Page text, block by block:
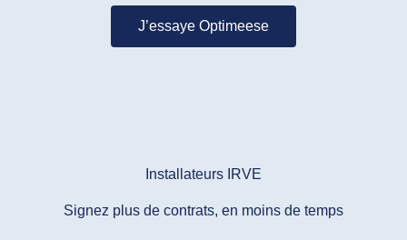
J’essaye Optimeese
Installateurs IRVE
Signez plus de contrats, en moins de temps